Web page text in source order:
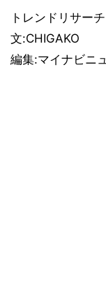
トレンドリサー
文:CHIGAKO
編集:マイナビニ